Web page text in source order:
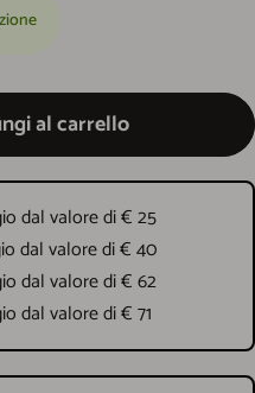
al carrello
dal valore di € 25
dal valore di € 40
dal valore di € 62
dal valore di € 71